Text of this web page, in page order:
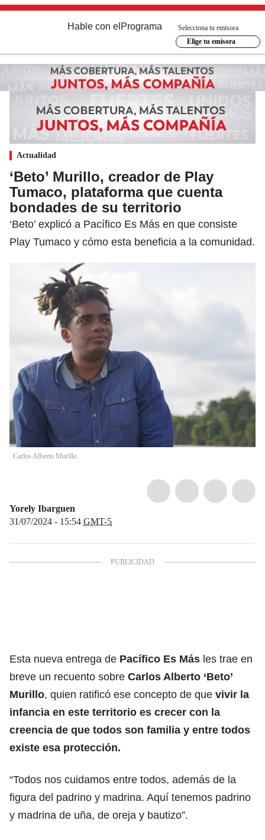
Hable con el Programa
Selecciona tu emisora
Elige tu emisora
Actualidad
‘Beto’ Murillo, creador de Play
Tumaco, plataforma que cuenta
bondades de su territorio
‘Beto’ explicó a Pacífico Es Más en que consiste
Play Tumaco y cómo esta beneficia a la comunidad.
Carlos Alberto Murillo
Yorely Ibarguen
31/07/2024 - 15:54 GMT-5
Esta nueva entrega de Pacífico Es Más les trae en
breve un recuento sobre Carlos Alberto ‘Beto’
Murillo, quien ratificó ese concepto de que vivir la
infancia en este territorio es crecer con la
creencia de que todos son familia y entre todos
existe esa protección.
“Todos nos cuidamos entre todos, además de la
figura del padrino y madrina. Aquí tenemos padrino
y madrina de uña, de oreja y bautizo”.